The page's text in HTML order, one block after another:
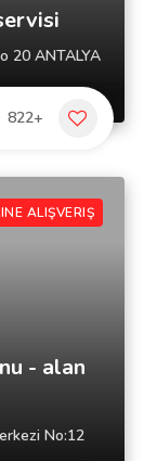
20 ANTALYA
822+
ALIŞVERIŞ
- alan
No:12